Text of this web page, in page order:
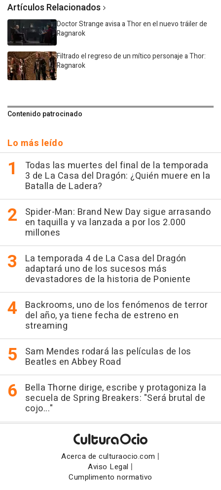
Artículos Relacionados
Doctor Strange avisa a Thor en el nuevo tráiler de
Ragnarok
Filtrado el regreso de un mítico personaje a Thor:
Ragnarok
Contenido patrocinado
Lo más leído
Todas las muertes del final de la temporada
3 de La Casa del Dragón: ¿Quién muere en la
Batalla de Ladera?
Spider-Man: Brand New Day sigue arrasando
en taquilla y va lanzada a por los 2.000
millones
La temporada 4 de La Casa del Dragón
adaptará uno de los sucesos más
devastadores de la historia de Poniente
Backrooms, uno de los fenómenos de terror
del año, ya tiene fecha de estreno en
streaming
Sam Mendes rodará las películas de los
Beatles en Abbey Road
Bella Thorne dirige, escribe y protagoniza la
secuela de Spring Breakers: "Será brutal de
cojo..."
Acerca de culturaocio.com |
Aviso Legal |
Cumplimento normativo